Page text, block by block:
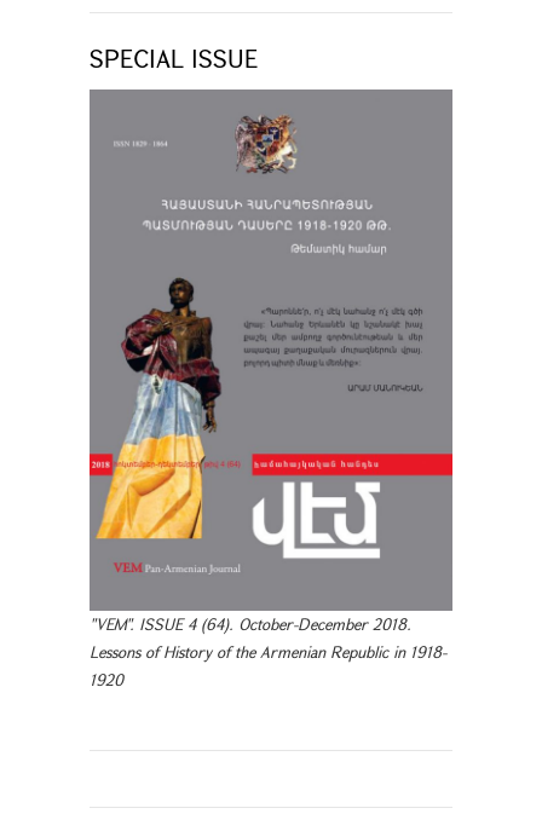
SPECIAL ISSUE
"VEM". ISSUE 4 (64). October-December 2018.
Lessons of History of the Armenian Republic in 1918-
1920